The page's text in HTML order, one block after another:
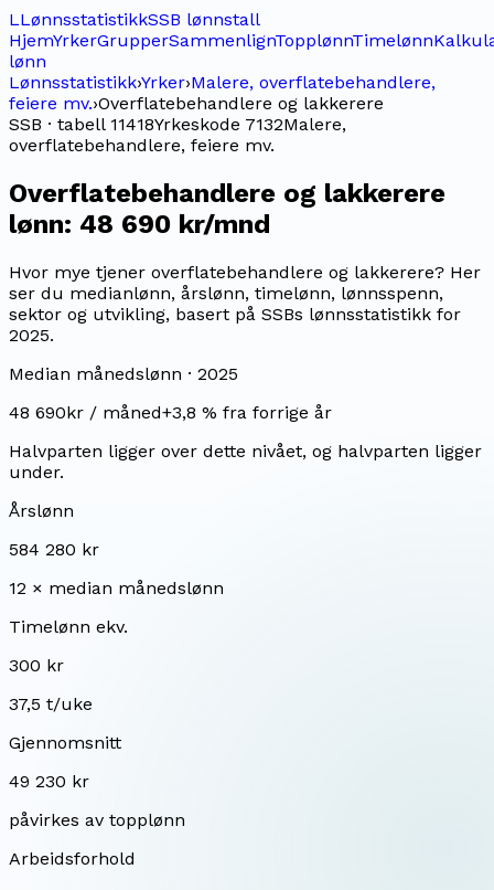
LLønnsstatistikkSSB lønnstall
HjemYrkerGrupperSammenlignTopplønnTimelønn
lønn
Lønnsstatistikk›Yrker›Malere, overflatebehandlere,
feiere mv.›Overflatebehandlere og lakkerere
SSB · tabell 11418Yrkeskode 7132Malere,
overflatebehandlere, feiere mv.
Overflatebehandlere og lakkerere
lønn: 48 690 kr/mnd
Hvor mye tjener overflatebehandlere og lakkerere? Her
ser du medianlønn, årslønn, timelønn, lønnsspenn,
sektor og utvikling, basert på SSBs lønnsstatistikk for
2025.
Median månedslønn · 2025
48 690kr / måned+3,8 % fra forrige år
Halvparten ligger over dette nivået, og halvparten ligger
under.
Årslønn
584 280 kr
12 × median månedslønn
Timelønn ekv.
300 kr
37,5 t/uke
Gjennomsnitt
49 230 kr
påvirkes av topplønn
Arbeidsforhold